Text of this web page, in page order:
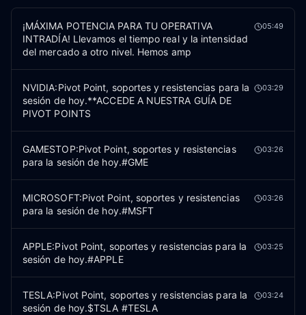
¡MÁXIMA POTENCIA PARA TU OPERATIVA
INTRADÍA! Llevamos el tiempo real y la intensidad
del mercado a otro nivel. Hemos amp
05:49
NVIDIA:Pivot Point, soportes y resistencias para la
sesión de hoy.**ACCEDE A NUESTRA GUÍA DE
PIVOT POINTS
03:29
GAMESTOP:Pivot Point, soportes y resistencias
para la sesión de hoy.#GME
03:26
MICROSOFT:Pivot Point, soportes y resistencias
para la sesión de hoy.#MSFT
03:26
APPLE:Pivot Point, soportes y resistencias para la
sesión de hoy.#APPLE
03:25
TESLA:Pivot Point, soportes y resistencias para la
sesión de hoy.$TSLA #TESLA
03:24